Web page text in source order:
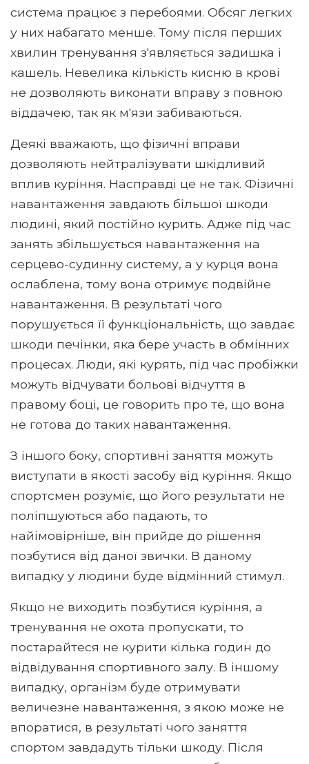
система працює з перебоями. Обсяг легких
у них набагато менше. Тому після перших
хвилин тренування з'являється задишка і
кашель. Невелика кількість кисню в крові
не дозволяють виконати вправу з повною
віддачею, так як м'язи забиваються.
Деякі вважають, що фізичні вправи
дозволяють нейтралізувати шкідливий
вплив куріння. Насправді це не так. Фізичні
навантаження завдають більшої шкоди
людині, який постійно курить. Адже під час
занять збільшується навантаження на
серцево-судинну систему, а у курця вона
ослаблена, тому вона отримує подвійне
навантаження. В результаті чого
порушується її функціональність, що завдає
шкоди печінки, яка бере участь в обмінних
процесах. Люди, які курять, під час пробіжки
можуть відчувати больові відчуття в
правому боці, це говорить про те, що вона
не готова до таких навантаження.
З іншого боку, спортивні заняття можуть
виступати в якості засобу від куріння. Якщо
спортсмен розуміє, що його результати не
поліпшуються або падають, то
найімовірніше, він прийде до рішення
позбутися від даної звички. В даному
випадку у людини буде відмінний стимул.
Якщо не виходить позбутися куріння, а
тренування не охота пропускати, то
постарайтеся не курити кілька годин до
відвідування спортивного залу. В іншому
випадку, організм буде отримувати
величезне навантаження, з якою може не
впоратися, в результаті чого заняття
спортом завдадуть тільки шкоду. Після